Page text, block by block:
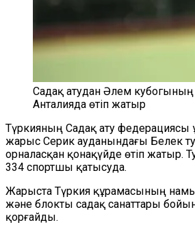
Садақ атудан Әлем кубогының
Анталияда өтіп жатыр
Түркияның Садақ ату федерациясы
жарыс Серик ауданындағы Белек
орналасқан қонақүйде өтіп жатыр.
334 спортшы қатысуда.
Жарыста Түркия құрамасының
және блокты садақ санаттары
қорғайды.